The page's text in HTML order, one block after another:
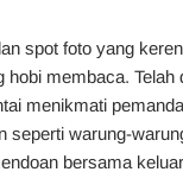
spot foto yang
hobi membaca.
menikmati
seperti warung-
bersama